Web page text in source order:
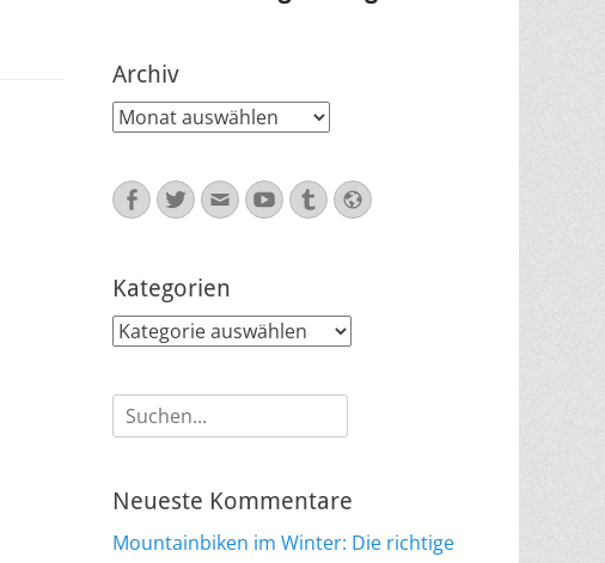
Archiv
Archiv
Facebook
Twitter
E-
Mail
YouTube
TumblrWebsite
Kategorien
Kategorien
Suche
nach:
Neueste Kommentare
Mountainbiken im Winter: Die richtige